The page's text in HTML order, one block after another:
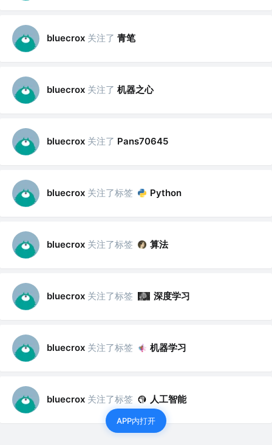
bluecrox 关注了 青笔
bluecrox 关注了 机器之心
bluecrox 关注了 Pans70645
bluecrox 关注了标签 Python
bluecrox 关注了标签 算法
bluecrox 关注了标签 深度学习
bluecrox 关注了标签 机器学习
bluecrox 关注了标签 人工智能
APP内打开